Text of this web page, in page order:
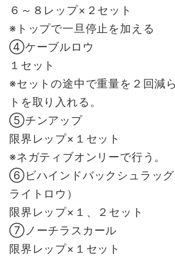
６～８レップ×２セット
※トップで一旦停止を加える
④ケーブルロウ
１セット
※セットの途中で重量を２回減
トを取り入れる。
⑤チンアップ
限界レップ×１セット
※ネガティブオンリーで行う。
⑥ビハインドバックシュラッ
ライトロウ）
限界レップ×１、２セット
⑦ノーチラスカール
限界レップ×１セット